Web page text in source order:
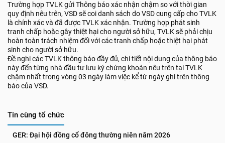
Trường hợp TVLK gửi Thông báo xác nhận chậm so với thời gian
quy định nêu trên, VSD sẽ coi danh sách do VSD cung cấp cho TVLK
là chính xác và đã được TVLK xác nhận. Trường hợp phát sinh
tranh chấp hoặc gây thiệt hại cho người sở hữu, TVLK sẽ phải chịu
hoàn toàn trách nhiệm đối với các tranh chấp hoặc thiệt hại phát
sinh cho người sở hữu.
Đề nghị các TVLK thông báo đầy đủ, chi tiết nội dung của thông báo
này đến từng nhà đầu tư lưu ký chứng khoán nêu trên tại TVLK
chậm nhất trong vòng 03 ngày làm việc kể từ ngày ghi trên thông
báo của VSD.
Tin cùng tổ chức
GER: Đại hội đồng cổ đông thường niên năm 2026